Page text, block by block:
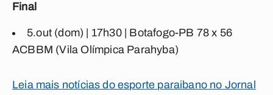
Final
5.out (dom) | 17h30 | Botafogo-PB 78 x 56
ACBBM (Vila Olímpica Parahyba)
Leia mais notícias do esporte paraibano no Jornal